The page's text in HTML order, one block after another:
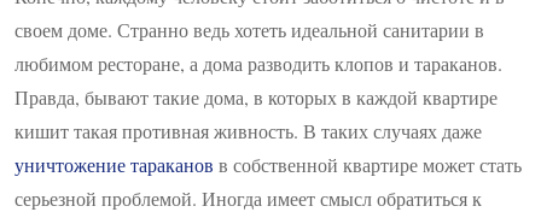
своем доме. Странно ведь хотеть идеальной санитарии в
любимом ресторане, а дома разводить клопов и тараканов.
Правда, бывают такие дома, в которых в каждой квартире
кишит такая противная живность. В таких случаях даже
уничтожение тараканов в собственной квартире может стать
серьезной проблемой. Иногда имеет смысл обратиться к